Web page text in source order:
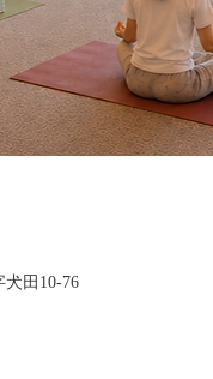
田10-76